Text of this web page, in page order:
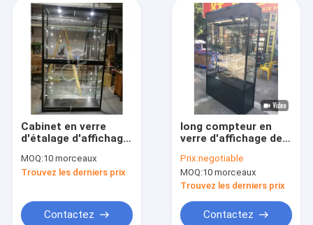
Cabinet en verre
d'étalage d'affichage
MOQ:10 morceaux
Trouvez les derniers prix
Contactez
long compteur en
verre d'affichage de
conception de
monomère d'étalage
d'affichage de 120cm
Prix:negotiable
MOQ:10 morceaux
Trouvez les derniers prix
Contactez